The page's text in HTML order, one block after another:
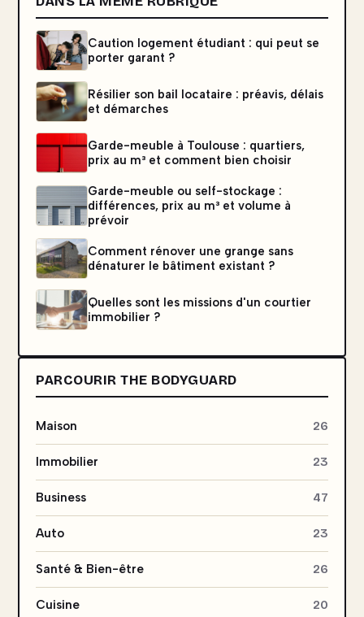
Caution logement étudiant : qui peut se
porter garant ?
Résilier son bail locataire : préavis, délais
et démarches
Garde-meuble à Toulouse : quartiers,
prix au m³ et comment bien choisir
Garde-meuble ou self-stockage :
différences, prix au m³ et volume à
prévoir
Comment rénover une grange sans
dénaturer le bâtiment existant ?
Quelles sont les missions d'un courtier
immobilier ?
PARCOURIR THE BODYGUARD
Maison 26
Immobilier 23
Business 47
Auto 23
Santé & Bien-être 26
Cuisine 20